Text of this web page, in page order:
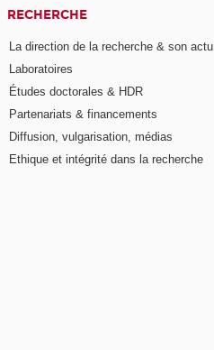
RECHERCHE
La direction de la recherche & son actu
Laboratoires
Études doctorales & HDR
Partenariats & financements
Diffusion, vulgarisation, médias
Ethique et intégrité dans la recherche